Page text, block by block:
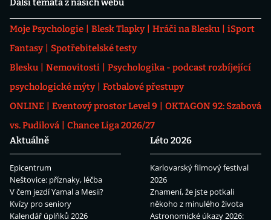
Další témata z našich webů
Moje Psychologie Blesk Tlapky Hráči na Blesku
iSport
Fantasy
Spotřebitelské testy
Blesku
Nemovitosti
Psychologika - podcast rozbíjející
psychologické mýty
Fotbalové přestupy
ONLINE
Eventový prostor Level 9
OKTAGON 92: Szabová
vs. Pudilová
Chance Liga 2026/27
Aktuálně
Epicentrum
Neštovice: příznaky, léčba
V čem jezdí Yamal a Mesii?
Kvízy pro seniory
Kalendář úplňků 2026
Léto 2026
Karlovarský filmový festival
2026
Znamení, že jste potkali
někoho z minulého života
Astronomické úkazy 2026: